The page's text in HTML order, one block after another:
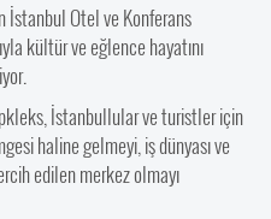
İstanbul Otel ve Konferans
kültür ve eğlence hayatını
İstanbullular ve turistler için
haline gelmeyi, iş dünyası ve
edilen merkez olmayı